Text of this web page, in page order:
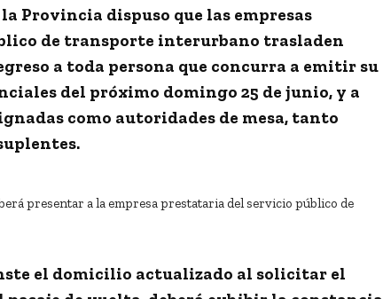
Provincia dispuso que las empresas
de transporte interurbano trasladen
a toda persona que concurra a emitir su
del próximo domingo 25 de junio, y a
como autoridades de mesa, tanto
presentar a la empresa prestataria del servicio público de
el domicilio actualizado al solicitar el